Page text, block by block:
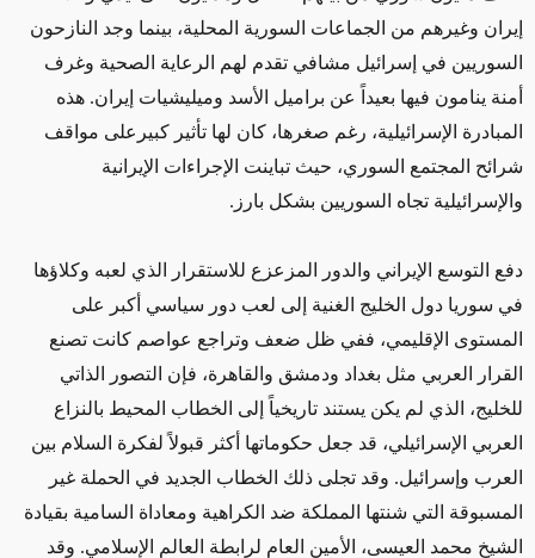
إيران وغيرهم من الجماعات السورية المحلية، بينما وجد النازحون
السوريين في إسرائيل مشافي تقدم لهم الرعاية الصحية وغرف
أمنة ينامون فيها بعيداً عن براميل الأسد وميليشيات إيران. هذه
المبادرة الإسرائيلية، رغم صغرها، كان لها تأثير كبيرعلى مواقف
شرائح المجتمع السوري، حيث تباينت الإجراءات الإيرانية
والإسرائيلية تجاه السوريين بشكل بارز.
دفع التوسع الإيراني والدور المزعزع للاستقرار الذي لعبه وكلاؤها
في سوريا دول الخليج الغنية إلى لعب دور سياسي أكبر على
المستوى الإقليمي، ففي ظل ضعف وتراجع عواصم كانت تصنع
القرار العربي مثل بغداد ودمشق والقاهرة، فإن التصور الذاتي
للخليج، الذي لم يكن يستند تاريخياً إلى الخطاب المحيط بالنزاع
العربي الإسرائيلي، قد جعل حكوماتها أكثر قبولاً لفكرة السلام بين
العرب وإسرائيل. وقد تجلى ذلك الخطاب الجديد في الحملة غير
المسبوقة التي شنتها المملكة ضد الكراهية ومعاداة السامية بقيادة
الشيخ محمد العيسى، الأمين العام لرابطة العالم الإسلامي. وقد